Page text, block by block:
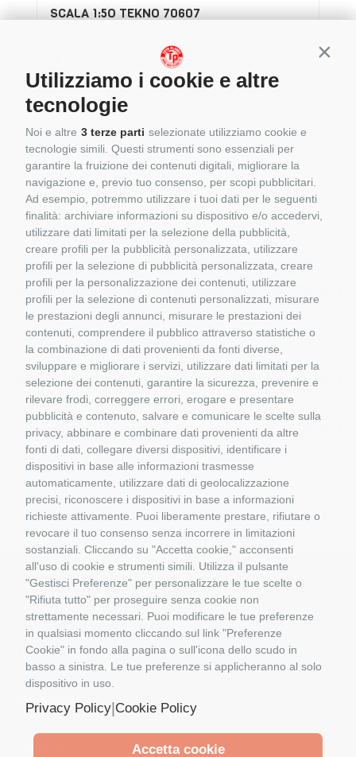
Utilizziamo i cookie e altre
tecnologie
Noi e altre 3 terze parti selezionate utilizziamo cookie e
tecnologie simili. Questi strumenti sono essenziali per
garantire la fruizione dei contenuti digitali, migliorare la
navigazione e, previo tuo consenso, per scopi pubblicitari.
Ad esempio, potremmo utilizzare i tuoi dati per le seguenti
finalità: archiviare informazioni su dispositivo e/o accedervi,
utilizzare dati limitati per la selezione della pubblicità,
creare profili per la pubblicità personalizzata, utilizzare
profili per la selezione di pubblicità personalizzata, creare
profili per la personalizzazione dei contenuti, utilizzare
profili per la selezione di contenuti personalizzati, misurare
le prestazioni degli annunci, misurare le prestazioni dei
contenuti, comprendere il pubblico attraverso statistiche o
la combinazione di dati provenienti da fonti diverse,
sviluppare e migliorare i servizi, utilizzare dati limitati per la
selezione dei contenuti, garantire la sicurezza, prevenire e
rilevare frodi, correggere errori, erogare e presentare
pubblicità e contenuto, salvare e comunicare le scelte sulla
privacy, abbinare e combinare dati provenienti da altre
fonti di dati, collegare diversi dispositivi, identificare i
dispositivi in base alle informazioni trasmesse
automaticamente, utilizzare dati di geolocalizzazione
precisi, riconoscere i dispositivi in base a informazioni
richieste attivamente. Puoi liberamente prestare, rifiutare o
revocare il tuo consenso senza incorrere in limitazioni
sostanziali. Cliccando su "Accetta cookie," acconsenti
all'uso di cookie e strumenti simili. Utilizza il pulsante
"Gestisci Preferenze" per personalizzare le tue scelte o
"Rifiuta tutto" per proseguire senza cookie non
strettamente necessari. Puoi modificare le tue preferenze
in qualsiasi momento cliccando sul link "Preferenze
Cookie" in fondo alla pagina o sull'icona dello scudo in
basso a sinistra. Le tue preferenze si applicheranno al solo
dispositivo in uso.
Privacy Policy Cookie Policy
Accetta cookie
SCALA 1:5O TEKNO 70607
Dettagli del prodotto
semirimorchio trasporto bestiame PEZZAIOLI
Codice:TEKNO 70607
Categoria:TEKNO
semirimorchio trasporto bestiame PEZZAIOLI
SCALA 1:5O TEKNO 70607
semirimorchio trasporto bestiame PEZZAIOLI
SCALA 1:5O TEKNO 70607
Informazioni
Il Mio Account
Contattaci